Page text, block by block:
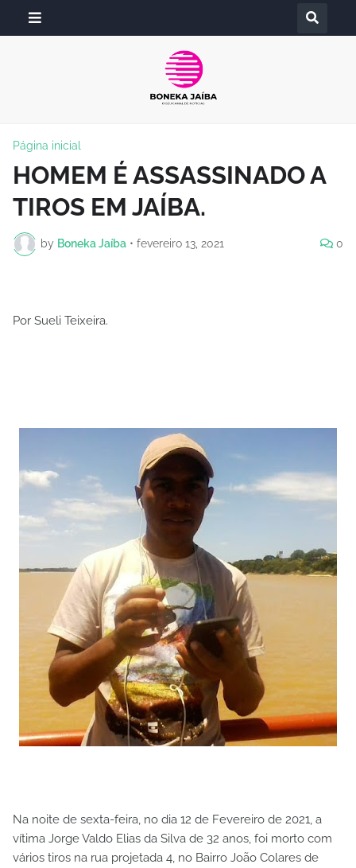
Página inicial
HOMEM É ASSASSINADO A
TIROS EM JAÍBA.
by Boneka Jaíba • fevereiro 13, 2021 0
Por Sueli Teixeira.
Na noite de sexta-feira, no dia 12 de Fevereiro de 2021, a
vítima Jorge Valdo Elias da Silva de 32 anos, foi morto com
vários tiros na rua projetada 4, no Bairro João Colares de